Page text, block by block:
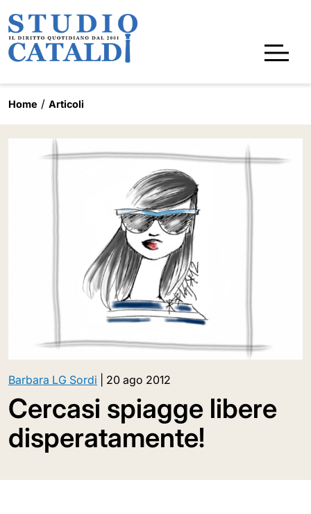
Home Articoli
Barbara LG Sordi 20 ago 2012
Cercasi spiagge libere
disperatamente!